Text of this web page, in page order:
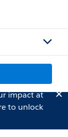
impact at
to unlock